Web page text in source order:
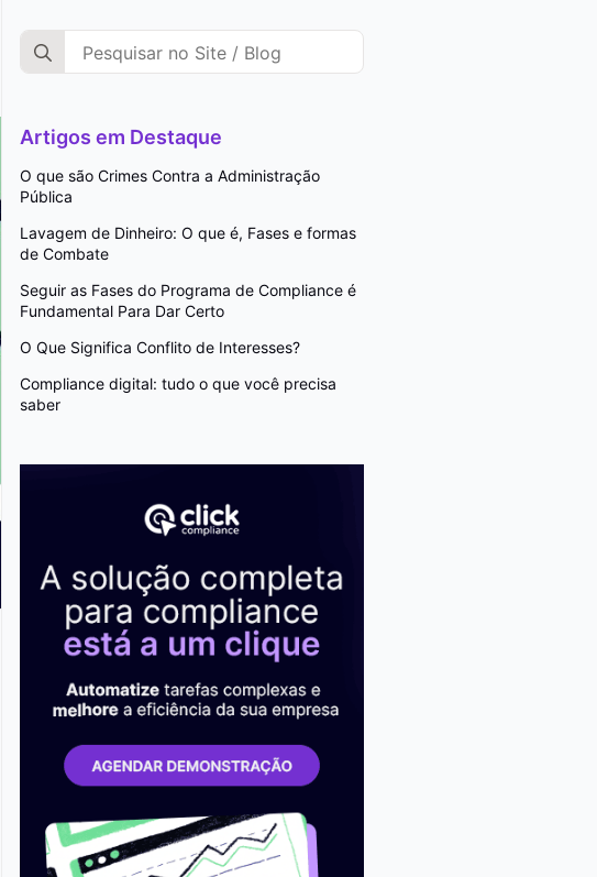
Search
for:
Artigos em Destaque
O que são Crimes Contra a Administração
Pública
Lavagem de Dinheiro: O que é, Fases e formas
de Combate
Seguir as Fases do Programa de Compliance é
Fundamental Para Dar Certo
O Que Significa Conflito de Interesses?
Compliance digital: tudo o que você precisa
saber